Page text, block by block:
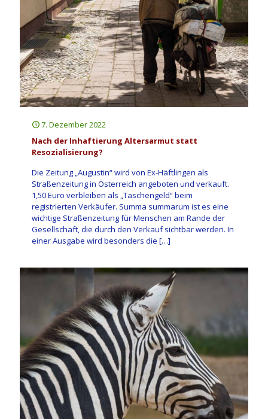
7. Dezember 2022
Nach der Inhaftierung Altersarmut statt
Resozialisierung?
Die Zeitung „Augustin“ wird von Ex-Häftlingen als
Straßenzeitung in Österreich angeboten und verkauft.
1,50 Euro verbleiben als „Taschengeld“ beim
registrierten Verkäufer. Summa summarum ist es eine
wichtige Straßenzeitung für Menschen am Rande der
Gesellschaft, die durch den Verkauf sichtbar werden. In
einer Ausgabe wird besonders die […]